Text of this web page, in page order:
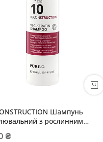
Шампунь
з рослинним
₴